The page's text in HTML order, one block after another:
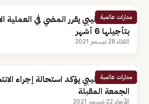
مدارات عالمية
البرلمان الليبي يقرر المضي في العملية
بتأجيلها 6 أشهر
الثلاثاء 28 ديسمبر 2021
مدارات عالمية
البرلمان الليبي يؤكد استحالة إجراء
الجمعة المقبلة
الأربعاء 22 ديسمبر 2021